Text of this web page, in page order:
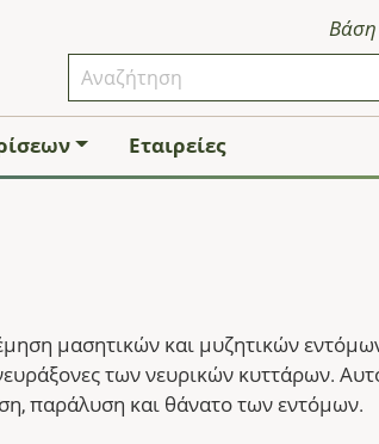
Βάση
Εταιρείες
μασητικών και μυζητικών
των νευρικών κυττάρων.
παράλυση και θάνατο των εντόμων.